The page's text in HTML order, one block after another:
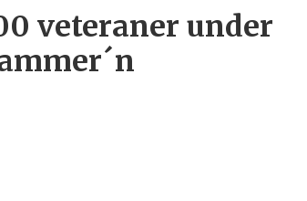
veteraner under